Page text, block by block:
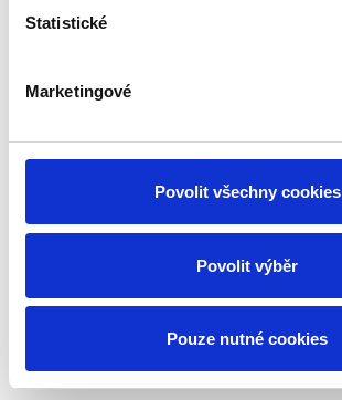
Statistické
Marketingové
Povolit všechny cookies
Povolit výběr
Pouze nutné cookies